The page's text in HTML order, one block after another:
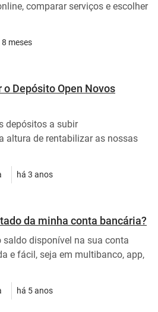
comparar serviços e escolher
8 meses
Depósito Open Novos
depósitos a subir
altura de rentabilizar as nossas
há 3 anos
da minha conta bancária?
disponível na sua conta
e fácil, seja em multibanco, app,
há 5 anos